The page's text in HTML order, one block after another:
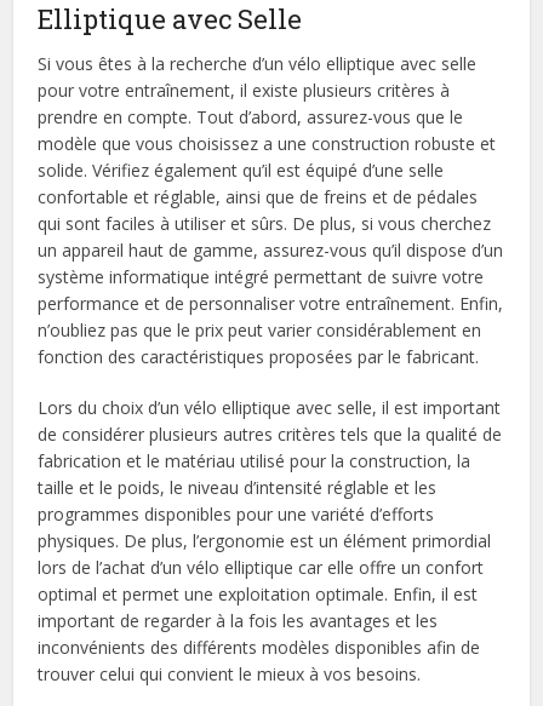
Elliptique avec Selle
Si vous êtes à la recherche d’un vélo elliptique avec selle
pour votre entraînement, il existe plusieurs critères à
prendre en compte. Tout d’abord, assurez-vous que le
modèle que vous choisissez a une construction robuste et
solide. Vérifiez également qu’il est équipé d’une selle
confortable et réglable, ainsi que de freins et de pédales
qui sont faciles à utiliser et sûrs. De plus, si vous cherchez
un appareil haut de gamme, assurez-vous qu’il dispose d’un
système informatique intégré permettant de suivre votre
performance et de personnaliser votre entraînement. Enfin,
n’oubliez pas que le prix peut varier considérablement en
fonction des caractéristiques proposées par le fabricant.
Lors du choix d’un vélo elliptique avec selle, il est important
de considérer plusieurs autres critères tels que la qualité de
fabrication et le matériau utilisé pour la construction, la
taille et le poids, le niveau d’intensité réglable et les
programmes disponibles pour une variété d’efforts
physiques. De plus, l’ergonomie est un élément primordial
lors de l’achat d’un vélo elliptique car elle offre un confort
optimal et permet une exploitation optimale. Enfin, il est
important de regarder à la fois les avantages et les
inconvénients des différents modèles disponibles afin de
trouver celui qui convient le mieux à vos besoins.